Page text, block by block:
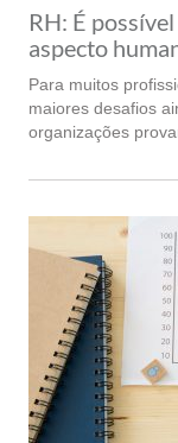
RH: É
aspecto
Para muitos
maiores desafios
organizações